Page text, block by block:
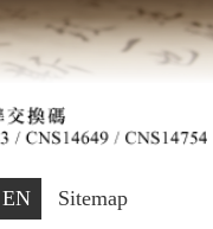
EN Sitemap